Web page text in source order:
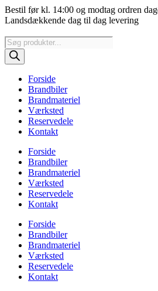
Videre
til
Bestil før kl. 14:00 og modtag ordren
Landsdækkende dag til dag levering
Products
search
Forside
Brandbiler
Brandmateriel
Værksted
Reservedele
Kontakt
Forside
Brandbiler
Brandmateriel
Værksted
Reservedele
Kontakt
Forside
Brandbiler
Brandmateriel
Værksted
Reservedele
Kontakt